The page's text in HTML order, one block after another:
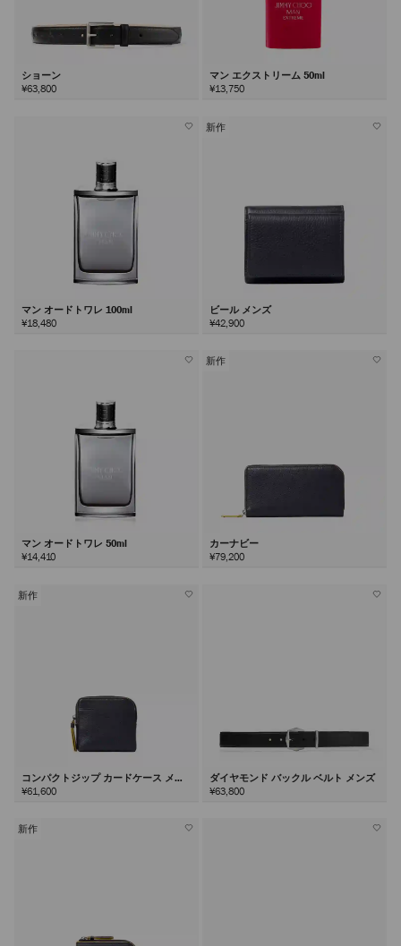
ショーン
¥63,800
マン エクストリーム 50ml
¥13,750
マン オードトワレ 100ml
¥18,480
新作
ビール メンズ
¥42,900
マン オードトワレ 50ml
¥14,410
新作
カーナビー
¥79,200
新作
コンパクトジップ カードケース メン
ズ
¥61,600
ダイヤモンド バックル ベルト メンズ
¥63,800
新作